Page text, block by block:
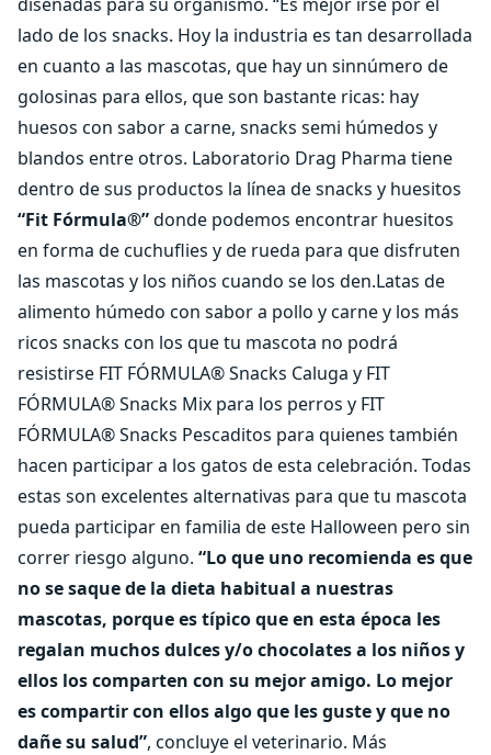
lado de los snacks. Hoy la industria es tan desarrollada
en cuanto a las mascotas, que hay un sinnúmero de
golosinas para ellos, que son bastante ricas: hay
huesos con sabor a carne, snacks semi húmedos y
blandos entre otros. Laboratorio Drag Pharma tiene
dentro de sus productos la línea de snacks y huesitos
“Fit Fórmula®”donde podemos encontrar huesitos
en forma de cuchuflies y de rueda para que disfruten
las mascotas y los niños cuando se los den.Latas de
alimento húmedo con sabor a pollo y carne y los más
ricos snacks con los que tu mascota no podrá
resistirse FIT FÓRMULA® Snacks Caluga y FIT
FÓRMULA® Snacks Mix para los perros y FIT
FÓRMULA® Snacks Pescaditos para quienes también
hacen participar a los gatos de esta celebración. Todas
estas son excelentes alternativas para que tu mascota
pueda participar en familia de este Halloween pero sin
correr riesgo alguno. “Lo que uno recomienda es que
no se saque de la dieta habitual a nuestras
mascotas, porque es típico que en esta época les
regalan muchos dulces y/o chocolates a los niños y
ellos los comparten con su mejor amigo. Lo mejor
es compartir con ellos algo que les guste y que no
dañe su salud”, concluye el veterinario. Más